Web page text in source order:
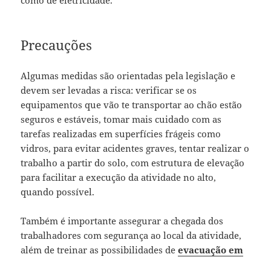
Precauções
Algumas medidas são orientadas pela legislação e
devem ser levadas a risca: verificar se os
equipamentos que vão te transportar ao chão estão
seguros e estáveis, tomar mais cuidado com as
tarefas realizadas em superfícies frágeis como
vidros, para evitar acidentes graves, tentar realizar o
trabalho a partir do solo, com estrutura de elevação
para facilitar a execução da atividade no alto,
quando possível.
Também é importante assegurar a chegada dos
trabalhadores com segurança ao local da atividade,
além de treinar as possibilidades deevacuação em